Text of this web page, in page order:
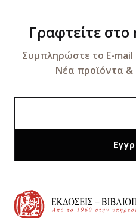
Γραφτείτε
Συμπληρώστε το E-
Νέα προϊόντα